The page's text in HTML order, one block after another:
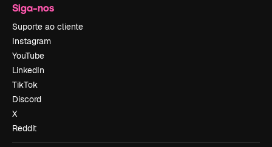
Siga-nos
Suporte ao cliente
Instagram
YouTube
LinkedIn
TikTok
Discord
X
Reddit